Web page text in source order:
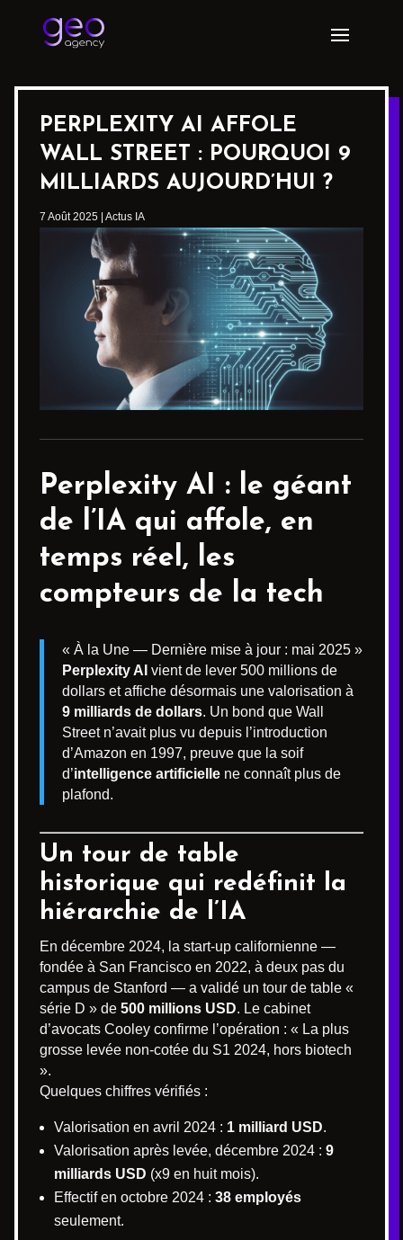
PERPLEXITY AI AFFOLE
WALL STREET : POURQUOI 9
MILLIARDS AUJOURD’HUI ?
7 Août 2025 Actus IA
Perplexity AI : le géant
de l’IA qui affole, en
temps réel, les
compteurs de la tech
« À la Une — Dernière mise à jour : mai 2025 »
Perplexity AI vient de lever 500 millions de
dollars et affiche désormais une valorisation à
9 milliards de dollars. Un bond que Wall
Street n’avait plus vu depuis l’introduction
d’Amazon en 1997, preuve que la soif
d’intelligence artificielle ne connaît plus de
plafond.
Un tour de table
historique qui redéfinit la
hiérarchie de l’IA
En décembre 2024, la start-up californienne —
fondée à San Francisco en 2022, à deux pas du
campus de Stanford — a validé un tour de table «
série D » de 500 millions USD. Le cabinet
d’avocats Cooley confirme l’opération : « La plus
grosse levée non-cotée du S1 2024, hors biotech
».
Quelques chiffres vérifiés :
Valorisation en avril 2024 : 1 milliard USD.
Valorisation après levée, décembre 2024 : 9
milliards USD (x9 en huit mois).
Effectif en octobre 2024 : 38 employés
seulement.